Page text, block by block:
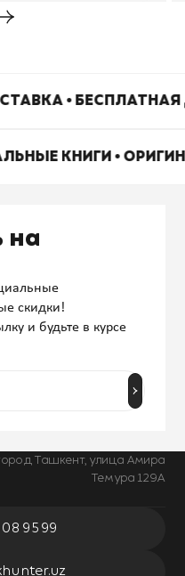
•
КНИГИ •
Ташкент, улица Амира
Темура 129А
95 99
на
скидки!
и будьте в курсе